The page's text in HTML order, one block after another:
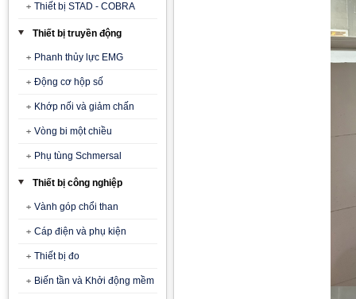
Thiết bị STAD - COBRA
Thiết bị truyền động
Phanh thủy lực EMG
Động cơ hộp số
Khớp nối và giảm chấn
Vòng bi một chiều
Phụ tùng Schmersal
Thiết bị công nghiệp
Vành góp chổi than
Cáp điện và phụ kiện
Thiết bị đo
Biến tần và Khởi động mềm